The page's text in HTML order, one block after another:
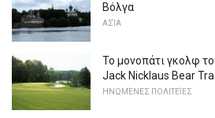
Βόλγα
ΑΣΊΑ
Το μονοπάτι γκολφ
Jack Nicklaus Bear
ΗΝΩΜΈΝΕΣ ΠΟΛΙΤΕΊΕΣ